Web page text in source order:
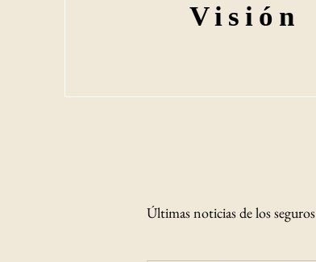
Visión
Últimas noticias de los seguros